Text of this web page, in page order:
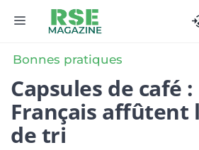
MENU
Bonnes pratiques
Capsules de café
Français affûtent
de tri